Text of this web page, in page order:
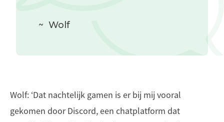
~ Wolf
Wolf: ‘Dat nachtelijk gamen is er bij mij vooral
gekomen door Discord, een chatplatform dat